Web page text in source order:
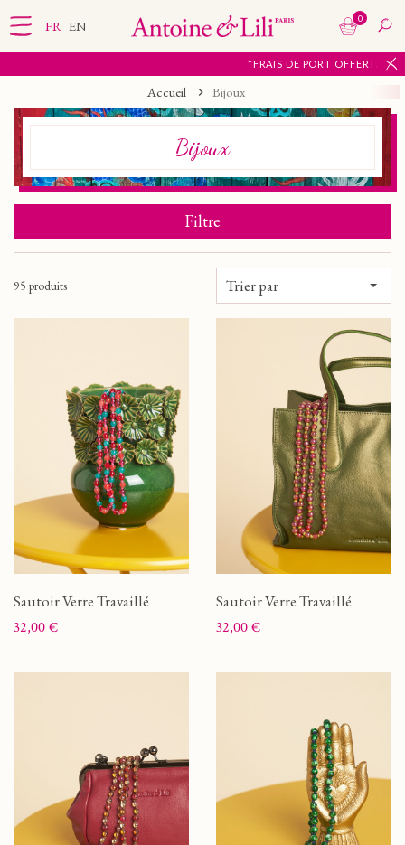
*FRAIS DE PORT OFFERTS À PARTIR DE 65€
FR EN 0
Accueil Bijoux
Bijoux
Filtre
95 produits Trier par
Sautoir Verre Travaillé
Prix
32,00 €
Sautoir Verre Travaillé
Prix
32,00 €